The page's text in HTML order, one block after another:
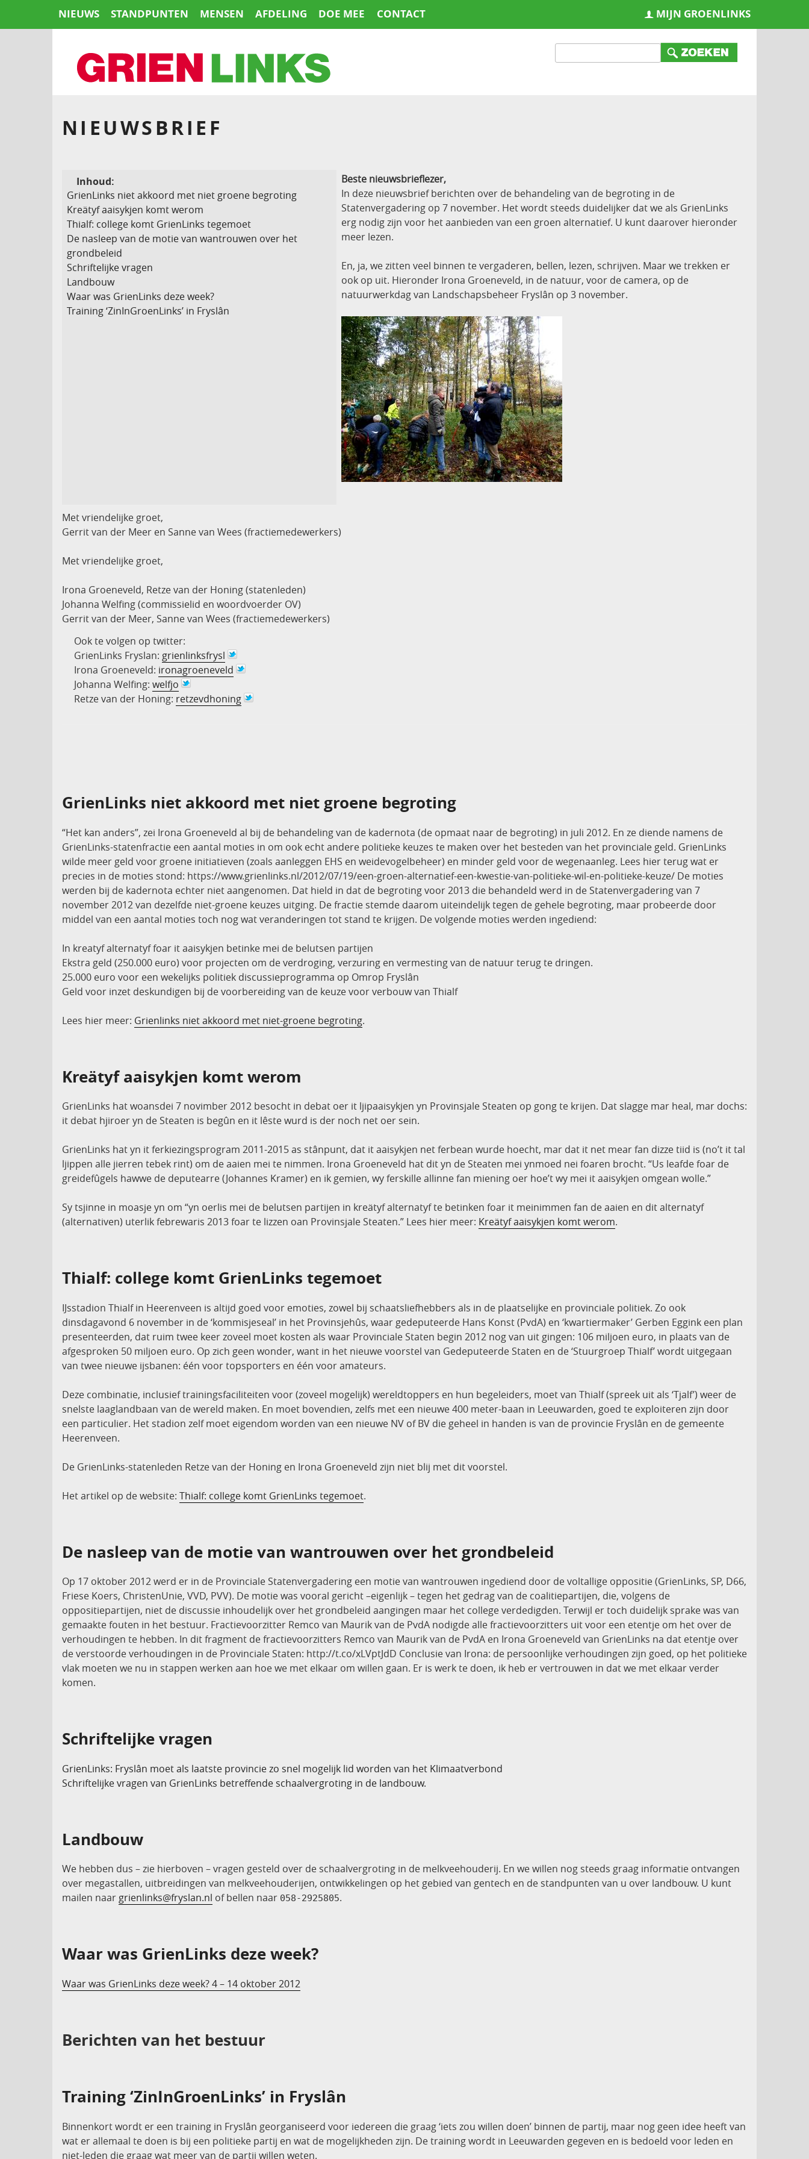
NIEUWS STANDPUNTEN MENSEN AFDELING DOE MEE CONTACT MIJN GROENLINKS
NIEUWSBRIEF
Inhoud:
GrienLinks niet akkoord met niet groene begroting
Kreätyf aaisykjen komt werom
Thialf: college komt GrienLinks tegemoet
De nasleep van de motie van wantrouwen over het
grondbeleid
Schriftelijke vragen
Landbouw
Waar was GrienLinks deze week?
Training ‘ZinInGroenLinks’ in Fryslân
Beste nieuwsbrieflezer,
In deze nieuwsbrief berichten over de behandeling van de begroting in de
Statenvergadering op 7 november. Het wordt steeds duidelijker dat we als GrienLinks
erg nodig zijn voor het aanbieden van een groen alternatief. U kunt daarover hieronder
meer lezen.
En, ja, we zitten veel binnen te vergaderen, bellen, lezen, schrijven. Maar we trekken er
ook op uit. Hieronder Irona Groeneveld, in de natuur, voor de camera, op de
natuurwerkdag van Landschapsbeheer Fryslân op 3 november.
Met vriendelijke groet,
Gerrit van der Meer en Sanne van Wees (fractiemedewerkers)
Met vriendelijke groet,
Irona Groeneveld, Retze van der Honing (statenleden)
Johanna Welfing (commissielid en woordvoerder OV)
Gerrit van der Meer, Sanne van Wees (fractiemedewerkers)
Ook te volgen op twitter:
GrienLinks Fryslan: grienlinksfrysl
Irona Groeneveld: ironagroeneveld
Johanna Welfing: welfjo
Retze van der Honing: retzevdhoning
GrienLinks niet akkoord met niet groene begroting
“Het kan anders”, zei Irona Groeneveld al bij de behandeling van de kadernota (de opmaat naar de begroting) in juli 2012. En ze diende namens de
GrienLinks-statenfractie een aantal moties in om ook echt andere politieke keuzes te maken over het besteden van het provinciale geld. GrienLinks
wilde meer geld voor groene initiatieven (zoals aanleggen EHS en weidevogelbeheer) en minder geld voor de wegenaanleg. Lees hier terug wat er
precies in de moties stond: https://www.grienlinks.nl/2012/07/19/een-groen-alternatief-een-kwestie-van-politieke-wil-en-politieke-keuze/ De moties
werden bij de kadernota echter niet aangenomen. Dat hield in dat de begroting voor 2013 die behandeld werd in de Statenvergadering van 7
november 2012 van dezelfde niet-groene keuzes uitging. De fractie stemde daarom uiteindelijk tegen de gehele begroting, maar probeerde door
middel van een aantal moties toch nog wat veranderingen tot stand te krijgen. De volgende moties werden ingediend:
In kreatyf alternatyf foar it aaisykjen betinke mei de belutsen partijen
Ekstra geld (250.000 euro) voor projecten om de verdroging, verzuring en vermesting van de natuur terug te dringen.
25.000 euro voor een wekelijks politiek discussieprogramma op Omrop Fryslân
Geld voor inzet deskundigen bij de voorbereiding van de keuze voor verbouw van Thialf
Lees hier meer: Grienlinks niet akkoord met niet-groene begroting.
Kreätyf aaisykjen komt werom
GrienLinks hat woansdei 7 novimber 2012 besocht in debat oer it ljipaaisykjen yn Provinsjale Steaten op gong te krijen. Dat slagge mar heal, mar dochs:
it debat hjiroer yn de Steaten is begûn en it lêste wurd is der noch net oer sein.
GrienLinks hat yn it ferkiezingsprogram 2011-2015 as stânpunt, dat it aaisykjen net ferbean wurde hoecht, mar dat it net mear fan dizze tiid is (no’t it tal
ljippen alle jierren tebek rint) om de aaien mei te nimmen. Irona Groeneveld hat dit yn de Steaten mei ynmoed nei foaren brocht. “Us leafde foar de
greidefûgels hawwe de deputearre (Johannes Kramer) en ik gemien, wy ferskille allinne fan miening oer hoe’t wy mei it aaisykjen omgean wolle.”
Sy tsjinne in moasje yn om “yn oerlis mei de belutsen partijen in kreätyf alternatyf te betinken foar it meinimmen fan de aaien en dit alternatyf
(alternativen) uterlik febrewaris 2013 foar te lizzen oan Provinsjale Steaten.” Lees hier meer: Kreätyf aaisykjen komt werom.
Thialf: college komt GrienLinks tegemoet
IJsstadion Thialf in Heerenveen is altijd goed voor emoties, zowel bij schaatsliefhebbers als in de plaatselijke en provinciale politiek. Zo ook
dinsdagavond 6 november in de ‘kommisjeseal’ in het Provinsjehûs, waar gedeputeerde Hans Konst (PvdA) en ‘kwartiermaker’ Gerben Eggink een plan
presenteerden, dat ruim twee keer zoveel moet kosten als waar Provinciale Staten begin 2012 nog van uit gingen: 106 miljoen euro, in plaats van de
afgesproken 50 miljoen euro. Op zich geen wonder, want in het nieuwe voorstel van Gedeputeerde Staten en de ‘Stuurgroep Thialf’ wordt uitgegaan
van twee nieuwe ijsbanen: één voor topsporters en één voor amateurs.
Deze combinatie, inclusief trainingsfaciliteiten voor (zoveel mogelijk) wereldtoppers en hun begeleiders, moet van Thialf (spreek uit als ‘Tjalf’) weer de
snelste laaglandbaan van de wereld maken. En moet bovendien, zelfs met een nieuwe 400 meter-baan in Leeuwarden, goed te exploiteren zijn door
een particulier. Het stadion zelf moet eigendom worden van een nieuwe NV of BV die geheel in handen is van de provincie Fryslân en de gemeente
Heerenveen.
De GrienLinks-statenleden Retze van der Honing en Irona Groeneveld zijn niet blij met dit voorstel.
Het artikel op de website: Thialf: college komt GrienLinks tegemoet.
De nasleep van de motie van wantrouwen over het grondbeleid
Op 17 oktober 2012 werd er in de Provinciale Statenvergadering een motie van wantrouwen ingediend door de voltallige oppositie (GrienLinks, SP, D66,
Friese Koers, ChristenUnie, VVD, PVV). De motie was vooral gericht –eigenlijk – tegen het gedrag van de coalitiepartijen, die, volgens de
oppositiepartijen, niet de discussie inhoudelijk over het grondbeleid aangingen maar het college verdedigden. Terwijl er toch duidelijk sprake was van
gemaakte fouten in het bestuur. Fractievoorzitter Remco van Maurik van de PvdA nodigde alle fractievoorzitters uit voor een etentje om het over de
verhoudingen te hebben. In dit fragment de fractievoorzitters Remco van Maurik van de PvdA en Irona Groeneveld van GrienLinks na dat etentje over
de verstoorde verhoudingen in de Provinciale Staten: http://t.co/xLVptJdD Conclusie van Irona: de persoonlijke verhoudingen zijn goed, op het politieke
vlak moeten we nu in stappen werken aan hoe we met elkaar om willen gaan. Er is werk te doen, ik heb er vertrouwen in dat we met elkaar verder
komen.
Schriftelijke vragen
GrienLinks: Fryslân moet als laatste provincie zo snel mogelijk lid worden van het Klimaatverbond
Schriftelijke vragen van GrienLinks betreffende schaalvergroting in de landbouw.
Landbouw
We hebben dus – zie hierboven – vragen gesteld over de schaalvergroting in de melkveehouderij. En we willen nog steeds graag informatie ontvangen
over megastallen, uitbreidingen van melkveehouderijen, ontwikkelingen op het gebied van gentech en de standpunten van u over landbouw. U kunt
mailen naar grienlinks@fryslan.nl of bellen naar 058-2925805.
Waar was GrienLinks deze week?
Waar was GrienLinks deze week? 4 – 14 oktober 2012
Berichten van het bestuur
Training ‘ZinInGroenLinks’ in Fryslân
Binnenkort wordt er een training in Fryslân georganiseerd voor iedereen die graag ‘iets zou willen doen’ binnen de partij, maar nog geen idee heeft van
wat er allemaal te doen is bij een politieke partij en wat de mogelijkheden zijn. De training wordt in Leeuwarden gegeven en is bedoeld voor leden en
niet-leden die graag wat meer van de partij willen weten.